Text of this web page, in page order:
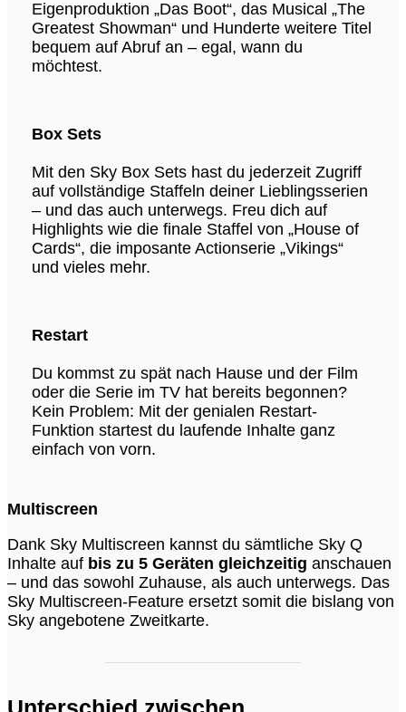
Eigenproduktion „Das Boot“, das Musical „The
Greatest Showman“ und Hunderte weitere Titel
bequem auf Abruf an – egal, wann du
möchtest.
Box Sets
Mit den Sky Box Sets hast du jederzeit Zugriff
auf vollständige Staffeln deiner Lieblingsserien
– und das auch unterwegs. Freu dich auf
Highlights wie die finale Staffel von „House of
Cards“, die imposante Actionserie „Vikings“
und vieles mehr.
Restart
Du kommst zu spät nach Hause und der Film
oder die Serie im TV hat bereits begonnen?
Kein Problem: Mit der genialen Restart-
Funktion startest du laufende Inhalte ganz
einfach von vorn.
Multiscreen
Dank Sky Multiscreen kannst du sämtliche Sky Q
Inhalte auf bis zu 5 Geräten gleichzeitig anschauen
– und das sowohl Zuhause, als auch unterwegs. Das
Sky Multiscreen-Feature ersetzt somit die bislang von
Sky angebotene Zweitkarte.